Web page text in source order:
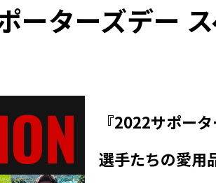
ーターズデー
『2022サポー
選手たちの愛用